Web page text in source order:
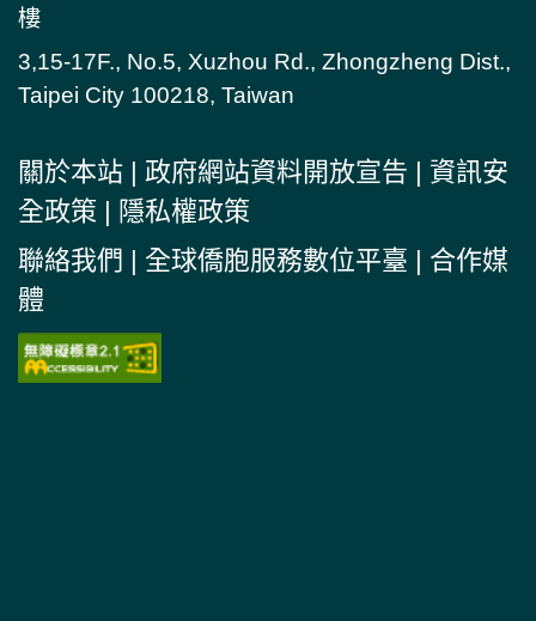
樓
3,15-17F., No.5, Xuzhou Rd., Zhongzheng Dist.,
Taipei City 100218, Taiwan
關於本站 | 政府網站資料開放宣告 | 資訊安
全政策 | 隱私權政策
聯絡我們 | 全球僑胞服務數位平臺 | 合作媒
體